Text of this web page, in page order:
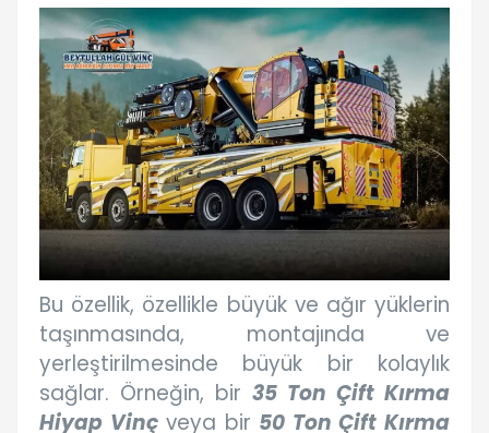
Bu özellik, özellikle büyük ve ağır yüklerin
taşınmasında, montajında ve
yerleştirilmesinde büyük bir kolaylık
sağlar. Örneğin, bir 35 Ton Çift Kırma
Hiyap Vinçveya bir 50 Ton Çift Kırma